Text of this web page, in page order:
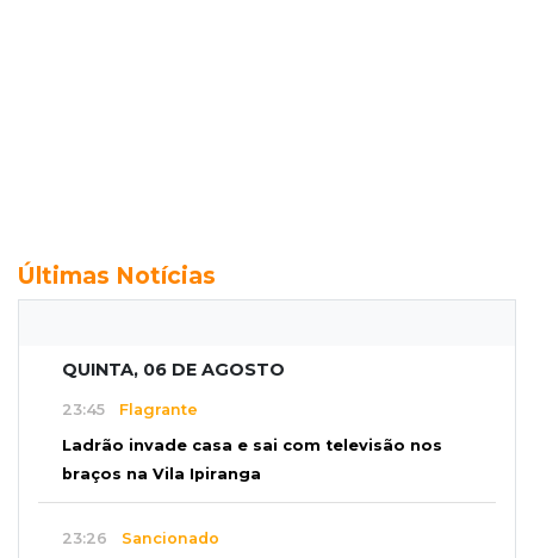
Últimas Notícias
QUINTA, 06 DE AGOSTO
23:45 Flagrante
Ladrão invade casa e sai com televisão nos
braços na Vila Ipiranga
23:26 Sancionado